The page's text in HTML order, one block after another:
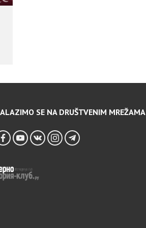
SE NA DRUŠTVENIM MREŽAMA